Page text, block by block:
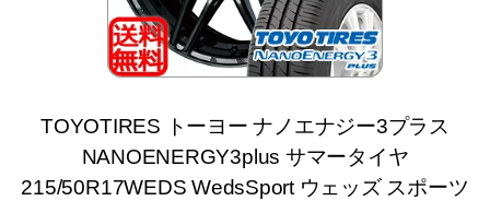
TOYOTIRES トーヨー ナノエナジー3プラス
NANOENERGY3plus サマータイヤ
215/50R17WEDS WedsSport ウェッズ スポーツ